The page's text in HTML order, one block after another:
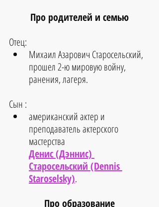
Про родителей и семью
Отец:
Михаил Азарович Старосельский,
прошел 2-ю мировую войну,
ранения, лагеря.
Сын :
американский актер и
преподаватель актерского
мастерства
Денис (Дэннис)
Старосельский (Dennis
Staroselsky).
Про образование